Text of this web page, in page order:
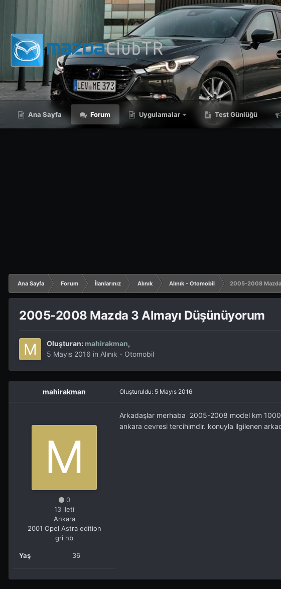
Ana Sayfa Forum Uygulamalar Test Günlüğü
Ana Sayfa Forum İlanlarınız Alınık Alınık - Otomobil
2005-2008
2005-2008 Mazda 3 Almayı Düşünüyorum
Oluşturan: mahirakman,
5 Mayıs 2016 in Alınık - Otomobil
mahirakman
0
13 ileti
Ankara
2001 Opel Astra edition
gri hb
Yaş 36
Oluşturuldu: 5 Mayıs 2016
Arkadaşlar merhaba 2005-2008 model km
ankara cevresi tercihimdir. konuyla ilgilenen